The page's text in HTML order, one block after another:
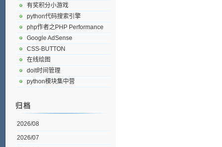
有奖积分小游戏
python代码搜索引擎
php作者之PHP Performance
Google AdSense
CSS-BUTTON
在线绘图
doit时间管理
python模块集中营
归档
2026/08
2026/07